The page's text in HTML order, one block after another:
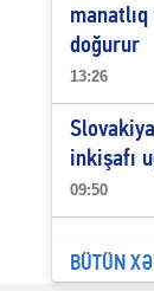
doğurur
13:26
inkişafı
09:50
BÜTÜN